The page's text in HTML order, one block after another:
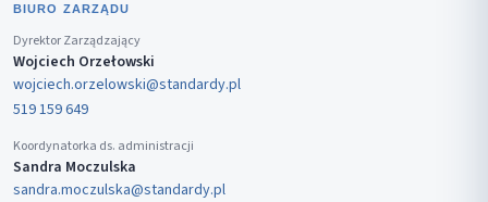
BIURO ZARZĄDU
Dyrektor Zarządzający
Wojciech Orzełowski
wojciech.orzelowski@standardy.pl
519 159 649
Koordynatorka ds. administracji
Sandra Moczulska
sandra.moczulska@standardy.pl